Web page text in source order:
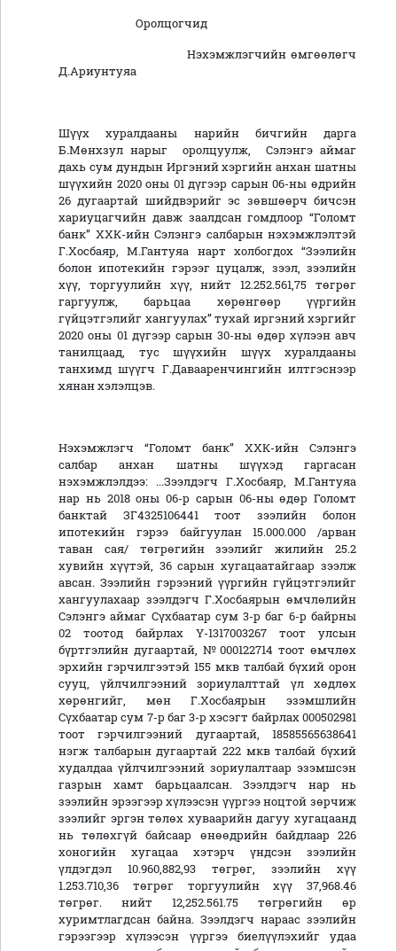
Оролцогчид
Нэхэмжлэгчийн өмгөөлөгч
Д.Ариунтуяа
Шүүх хуралдааны нарийн бичгийн дарга
Б.Мөнхзул нарыг оролцуулж, Сэлэнгэ аймаг
дахь сум дундын Иргэний хэргийн анхан шатны
шүүхийн 2020 оны 01 дүгээр сарын 06-ны өдрийн
26 дугаартай шийдвэрийг эс зөвшөөрч бичсэн
хариуцагчийн давж заалдсан гомдлоор “Голомт
банк” ХХК-ийн Сэлэнгэ салбарын нэхэмжлэлтэй
Г.Хосбаяр, М.Гантуяа нарт холбогдох “Зээлийн
болон ипотекийн гэрээг цуцалж, зээл, зээлийн
хүү, торгуулийн хүү, нийт 12.252.561,75 төгрөг
гаргуулж, барьцаа хөрөнгөөр үүргийн
гүйцэтгэлийг хангуулах” тухай иргэний хэргийг
2020 оны 01 дүгээр сарын 30-ны өдөр хүлээн авч
танилцаад, тус шүүхийн шүүх хуралдааны
танхимд шүүгч Г.Давааренчингийн илтгэснээр
хянан хэлэлцэв.
Нэхэмжлэгч “Голомт банк” ХХК-ийн Сэлэнгэ
салбар анхан шатны шүүхэд гаргасан
нэхэмжлэлдээ: ...Зээлдэгч Г.Хосбаяр, М.Гантуяа
нар нь 2018 оны 06-р сарын 06-ны өдөр Голомт
банктай ЗГ4325106441 тоот зээлийн болон
ипотекийн гэрээ байгуулан 15.000.000 /арван
таван сая/ төгрөгийн зээлийг жилийн 25.2
хувийн хүүтэй, 36 сарын хугацаатайгаар зээлж
авсан. Зээлийн гэрээний үүргийн гүйцэтгэлийг
хангуулахаар зээлдэгч Г.Хосбаярын өмчлөлийн
Сэлэнгэ аймаг Сүхбаатар сум 3-р баг 6-р байрны
02 тоотод байрлах Ү-1317003267 тоот улсын
бүртгэлийн дугаартай, №000122714 тоот өмчлөх
эрхийн гэрчилгээтэй 155 мкв талбай бүхий орон
сууц, үйлчилгээний зориулалттай үл хөдлөх
хөрөнгийг, мөн Г.Хосбаярын эзэмшлийн
Сүхбаатар сум 7-р баг 3-р хэсэгт байрлах 000502981
тоот гэрчилгээний дугаартай, 18585565638641
нэгж талбарын дугаартай 222 мкв талбай бүхий
худалдаа үйлчилгээний зориулалтаар эзэмшсэн
газрын хамт барьцаалсан. Зээлдэгч нар нь
зээлийн эрээгээр хүлээсэн үүргээ ноцтой зөрчиж
зээлийг эргэн төлөх хуваарийн дагуу хугацаанд
нь төлөхгүй байсаар өнөөдрийн байдлаар 226
хоногийн хугацаа хэтэрч үндсэн зээлийн
үлдэгдэл 10.960,882,93 төгрөг, зээлийн хүү
1.253.710,36 төгрөг торгуулийн хүү 37,968.46
төгрөг. нийт 12,252.561.75 төгрөгийн өр
хуримтлагдсан байна. Зээлдэгч нараас зээлийн
гэрээгээр хүлээсэн үүргээ биелүүлэхийг удаа